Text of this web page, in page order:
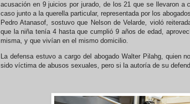
acusación en 9 juicios por jurado, de los 21 que se llevaron a
caso junto a la querella particular, representada por los
Pedro Atanasof, sostuvo que Nelson de Velarde, violó
que la niña tenía 4 hasta que cumplió 9 años de edad,
misma, y que vivían en el mismo domicilio.
La defensa estuvo a cargo del abogado Walter Pilahg, quien
sido víctima de abusos sexuales, pero si la autoría de su